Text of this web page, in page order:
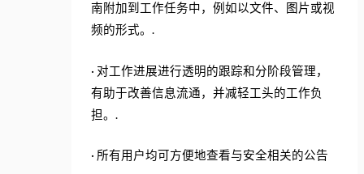
南附加到工作任务中，例如以文件、图片或视
频的形式。.
· 对工作进展进行透明的跟踪和分阶段管理，
有助于改善信息流通，并减轻工头的工作负
担。.
· 所有用户均可方便地查看与安全相关的公告